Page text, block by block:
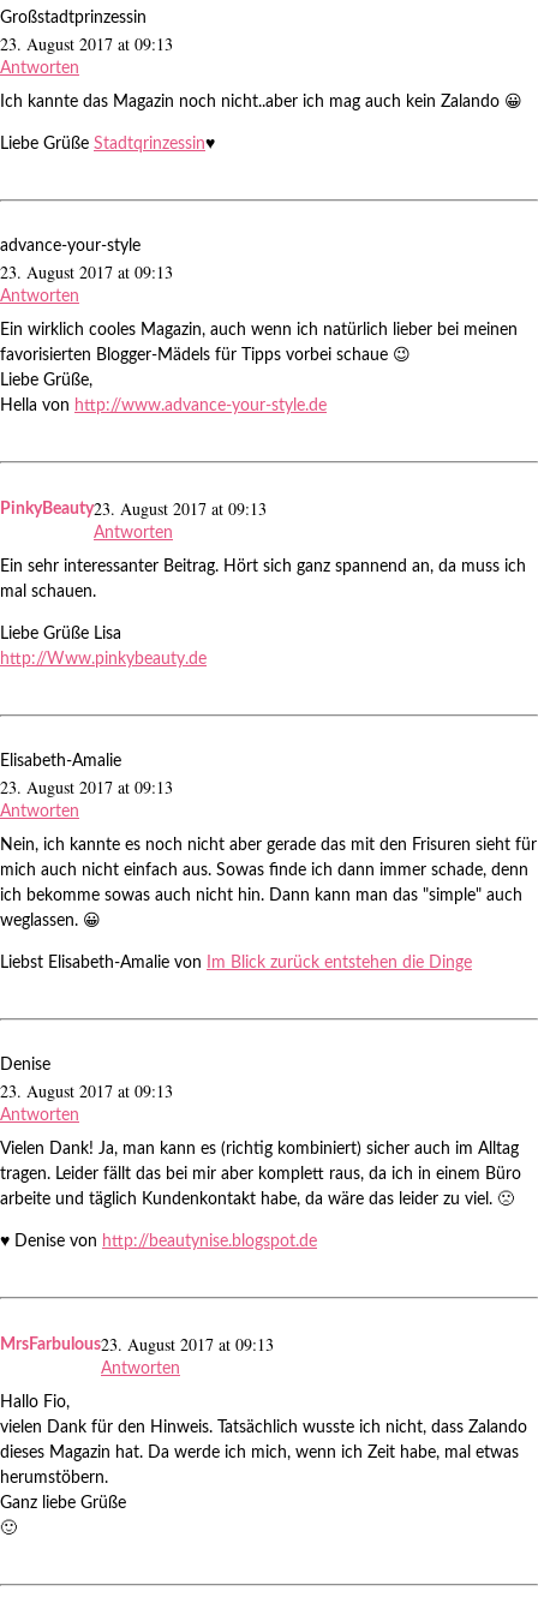
Großstadtprinzessin
23. August 2017 at 09:13
Antworten
Ich kannte das Magazin noch nicht..aber ich mag auch kein Zalando 😀
Liebe Grüße Stadtqrinzessin♥
advance-your-style
23. August 2017 at 09:13
Antworten
Ein wirklich cooles Magazin, auch wenn ich natürlich lieber bei meinen
favorisierten Blogger-Mädels für Tipps vorbei schaue 😉
Liebe Grüße,
Hella von http://www.advance-your-style.de
PinkyBeauty23. August 2017 at 09:13
Antworten
Ein sehr interessanter Beitrag. Hört sich ganz spannend an, da muss ich
mal schauen.
Liebe Grüße Lisa
http://Www.pinkybeauty.de
Elisabeth-Amalie
23. August 2017 at 09:13
Antworten
Nein, ich kannte es noch nicht aber gerade das mit den Frisuren sieht für
mich auch nicht einfach aus. Sowas finde ich dann immer schade, denn
ich bekomme sowas auch nicht hin. Dann kann man das "simple" auch
weglassen. 😀
Liebst Elisabeth-Amalie von Im Blick zurück entstehen die Dinge
Denise
23. August 2017 at 09:13
Antworten
Vielen Dank! Ja, man kann es (richtig kombiniert) sicher auch im Alltag
tragen. Leider fällt das bei mir aber komplett raus, da ich in einem Büro
arbeite und täglich Kundenkontakt habe, da wäre das leider zu viel. 🙁
♥ Denise von http://beautynise.blogspot.de
MrsFarbulous23. August 2017 at 09:13
Antworten
Hallo Fio,
vielen Dank für den Hinweis. Tatsächlich wusste ich nicht, dass Zalando
dieses Magazin hat. Da werde ich mich, wenn ich Zeit habe, mal etwas
herumstöbern.
Ganz liebe Grüße
🙂